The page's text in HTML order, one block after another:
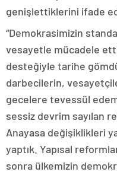
genişlettiklerini ifade
“Demokrasimizin
vesayetle mücadele
desteğiyle tarihe
darbecilerin,
gecelere tevessül
sessiz devrim sayılan
Anayasa değişiklikleri
yaptık. Yapısal
sonra ülkemizin